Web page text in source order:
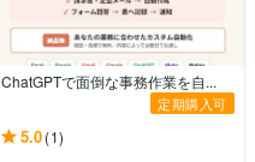
ChatGPTで面倒な事務作業を自...
定期購入可
5.0(1)